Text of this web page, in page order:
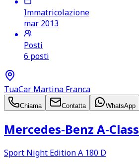
Immatricolazione
mar 2013
Posti
6 posti
TuaCar Martina Franca
Chiama Contatta WhatsApp
Mercedes‑Benz A‑Class
Sport Night Edition A 180 D